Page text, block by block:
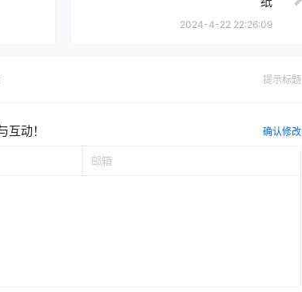
2024-4-22 22:26:09
提示标题
动！ 确认修改